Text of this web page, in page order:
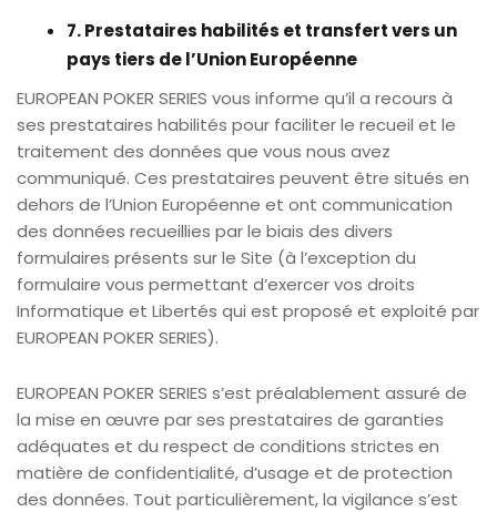
7. Prestataires habilités et transfert vers un
pays tiers de l’Union Européenne
EUROPEAN POKER SERIES vous informe qu’il a recours à
ses prestataires habilités pour faciliter le recueil et le
traitement des données que vous nous avez
communiqué. Ces prestataires peuvent être situés en
dehors de l’Union Européenne et ont communication
des données recueillies par le biais des divers
formulaires présents sur le Site (à l’exception du
formulaire vous permettant d’exercer vos droits
Informatique et Libertés qui est proposé et exploité par
EUROPEAN POKER SERIES).
EUROPEAN POKER SERIES s’est préalablement assuré de
la mise en œuvre par ses prestataires de garanties
adéquates et du respect de conditions strictes en
matière de confidentialité, d’usage et de protection
des données. Tout particulièrement, la vigilance s’est